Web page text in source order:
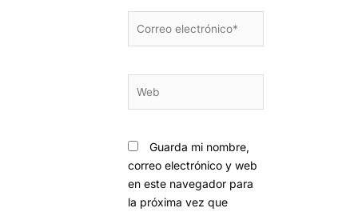
Guarda mi nombre,
correo electrónico y web
en este navegador para
la próxima vez que